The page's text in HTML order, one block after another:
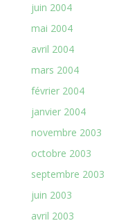
juin 2004
mai 2004
avril 2004
mars 2004
février 2004
janvier 2004
novembre 2003
octobre 2003
septembre 2003
juin 2003
avril 2003